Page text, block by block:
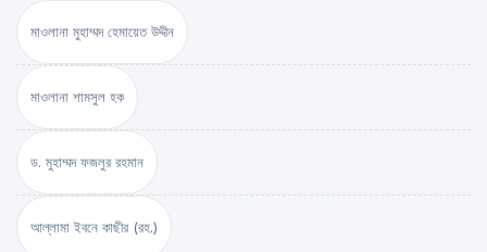
মাওলানা মুহাম্মদ হেমায়েত উদ্দীন
মাওলানা শামসুল হক
ড. মুহাম্মদ ফজলুর রহমান
আল্লামা ইবনে কাছীর (রহ.)